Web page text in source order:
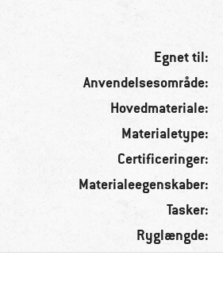
Egnet til:
Anvendelsesområde:
Hovedmateriale:
Materialetype:
Certificeringer:
Materialeegenskaber:
Tasker:
Ryglængde: